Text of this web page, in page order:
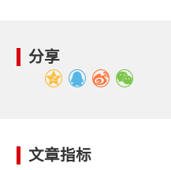
分享
文章指标